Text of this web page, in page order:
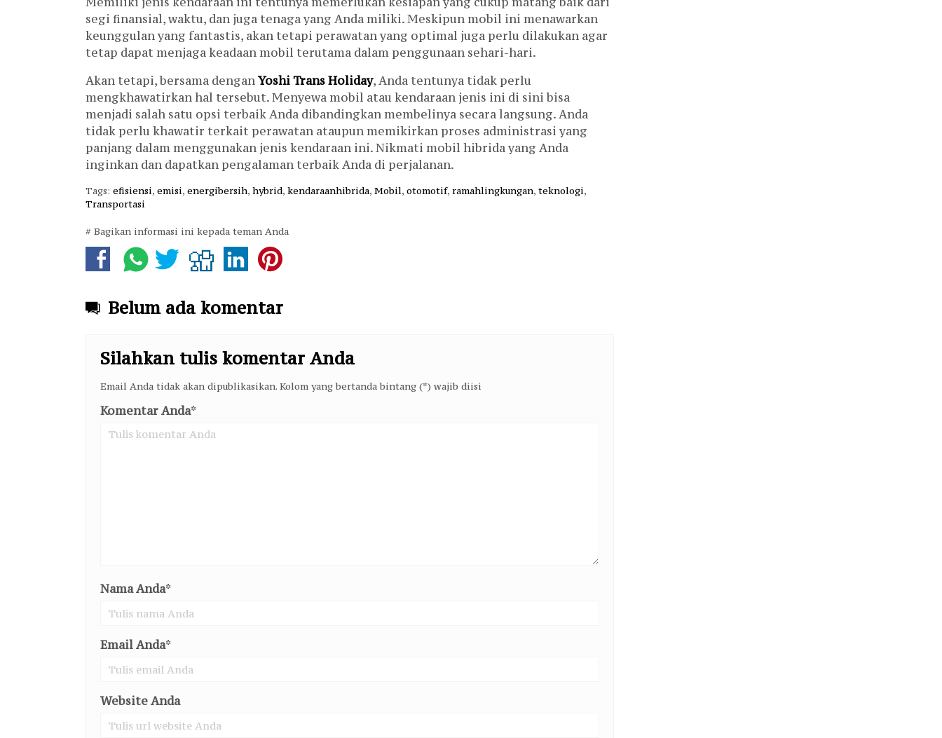
segi finansial, waktu, dan juga tenaga yang Anda miliki. Meskipun mobil ini menawarkan
keunggulan yang fantastis, akan tetapi perawatan yang optimal juga perlu dilakukan agar
tetap dapat menjaga keadaan mobil terutama dalam penggunaan sehari-hari.
Akan tetapi, bersama denganYoshi Trans Holiday, Anda tentunya tidak perlu
mengkhawatirkan hal tersebut. Menyewa mobil atau kendaraan jenis ini di sini bisa
menjadi salah satu opsi terbaik Anda dibandingkan membelinya secara langsung. Anda
tidak perlu khawatir terkait perawatan ataupun memikirkan proses administrasi yang
panjang dalam menggunakan jenis kendaraan ini. Nikmati mobil hibrida yang Anda
inginkan dan dapatkan pengalaman terbaik Anda di perjalanan.
Tags: efisiensi, emisi, energibersih, hybrid, kendaraanhibrida, Mobil, otomotif, ramahlingkungan, teknologi,
Transportasi
# Bagikan informasi ini kepada teman Anda
Belum ada komentar
Silahkan tulis komentar Anda
Email Anda tidak akan dipublikasikan. Kolom yang bertanda bintang (*) wajib diisi
Komentar Anda*
Nama Anda*
Email Anda*
Website Anda